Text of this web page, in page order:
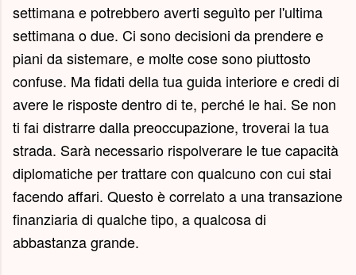
settimana e potrebbero averti seguìto per l'ultima
settimana o due. Ci sono decisioni da prendere e
piani da sistemare, e molte cose sono piuttosto
confuse. Ma fidati della tua guida interiore e credi di
avere le risposte dentro di te, perché le hai. Se non
ti fai distrarre dalla preoccupazione, troverai la tua
strada. Sarà necessario rispolverare le tue capacità
diplomatiche per trattare con qualcuno con cui stai
facendo affari. Questo è correlato a una transazione
finanziaria di qualche tipo, a qualcosa di
abbastanza grande.